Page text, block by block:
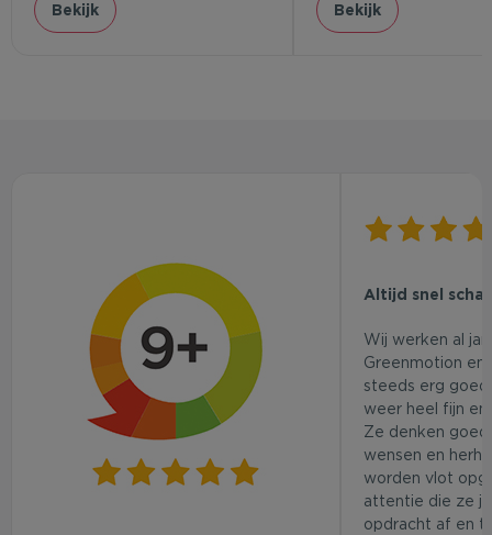
Bekijk Bekijk
Altijd snel
Wij werken al
Greenmotion en
steeds erg
weer heel fijn en
Ze denken
wensen en
worden vlot
attentie die ze
opdracht af en